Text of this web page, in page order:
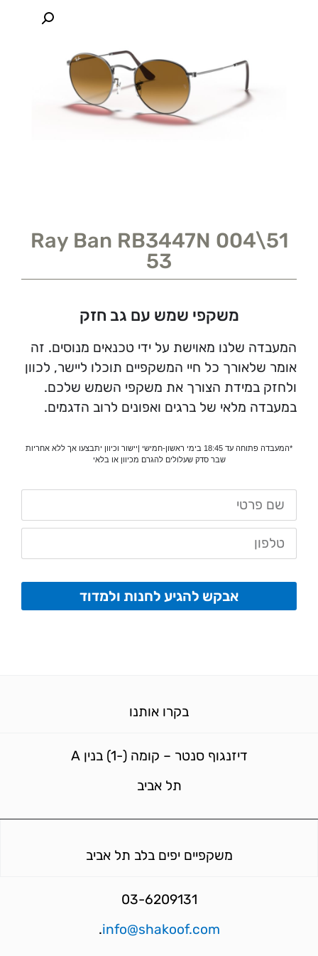
Ray Ban RB3447N 004\51
53
משקפי שמש עם גב חזק
המעבדה שלנו מאוישת על ידי טכנאים מנוסים. זה
אומר שלאורך כל חיי המשקפיים תוכלו ליישר, לכוון
ולחזק במידת הצורך את משקפי השמש שלכם.
במעבדה מלאי של ברגים ואפונים לרוב הדגמים.
*המעבדה פתוחה עד 18:45 בימי ראשון-חמישי |יישור וכיוון יתבצעו אך ללא אחריות
שבר סדק שעלולים להגרם מכיוון או בלאי
אבקש להגיע לחנות ולמדוד
בקרו אותנו
דיזנגוף סנטר – קומה (-1) בנין A
תל אביב
משקפיים יפים בלב תל אביב
03-6209131
info@shakoof.com
.